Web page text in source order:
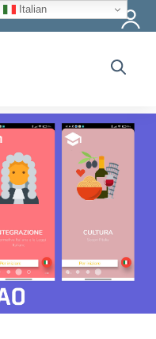
Italian